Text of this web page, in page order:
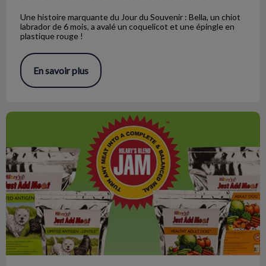
Une histoire marquante du Jour du Souvenir : Bella, un chiot
labrador de 6 mois, a avalé un coquelicot et une épingle en
plastique rouge !
En savoir plus
Cuisiner pour votre animal de compagnie